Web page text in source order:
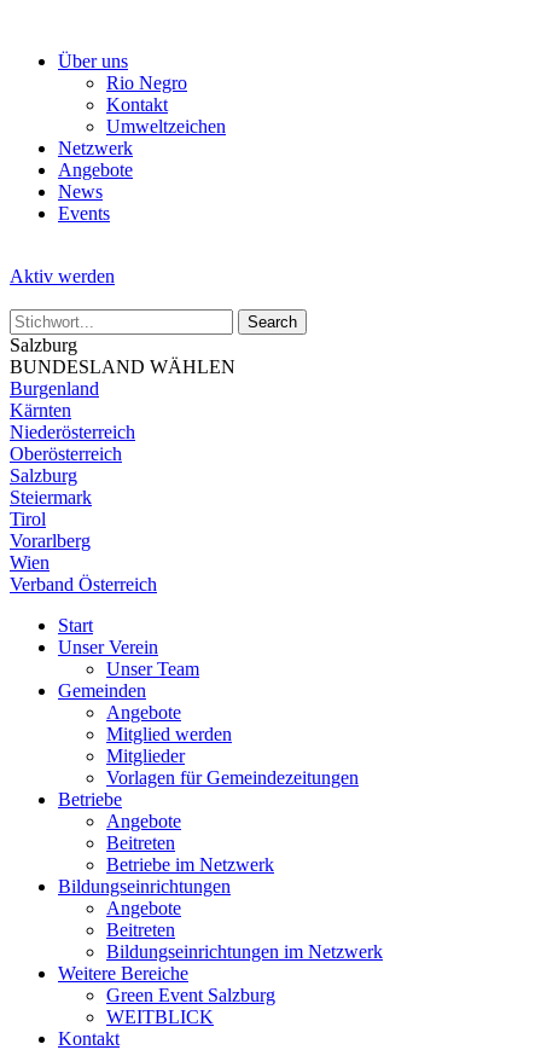
Über uns
Rio Negro
Kontakt
Umweltzeichen
Netzwerk
Angebote
News
Events
Aktiv werden
Salzburg
BUNDESLAND WÄHLEN
Burgenland
Kärnten
Niederösterreich
Oberösterreich
Salzburg
Steiermark
Tirol
Vorarlberg
Wien
Verband Österreich
Start
Unser Verein
Unser Team
Gemeinden
Angebote
Mitglied werden
Mitglieder
Vorlagen für Gemeindezeitungen
Betriebe
Angebote
Beitreten
Betriebe im Netzwerk
Bildungseinrichtungen
Angebote
Beitreten
Bildungseinrichtungen im Netzwerk
Weitere Bereiche
Green Event Salzburg
WEITBLICK
Kontakt